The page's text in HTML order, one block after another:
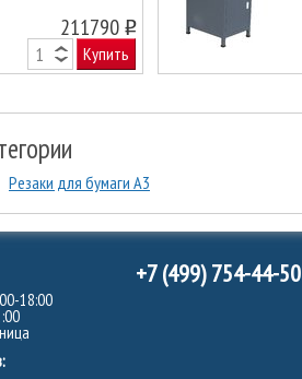
211790 o
Купить
Резаки для бумаги А3
18:00
+7 (499) 754-44-50